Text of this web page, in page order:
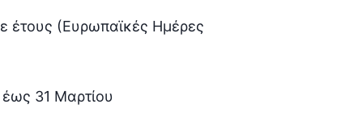
έτους (Ευρωπαϊκές Ημέρες
31 Μαρτίου